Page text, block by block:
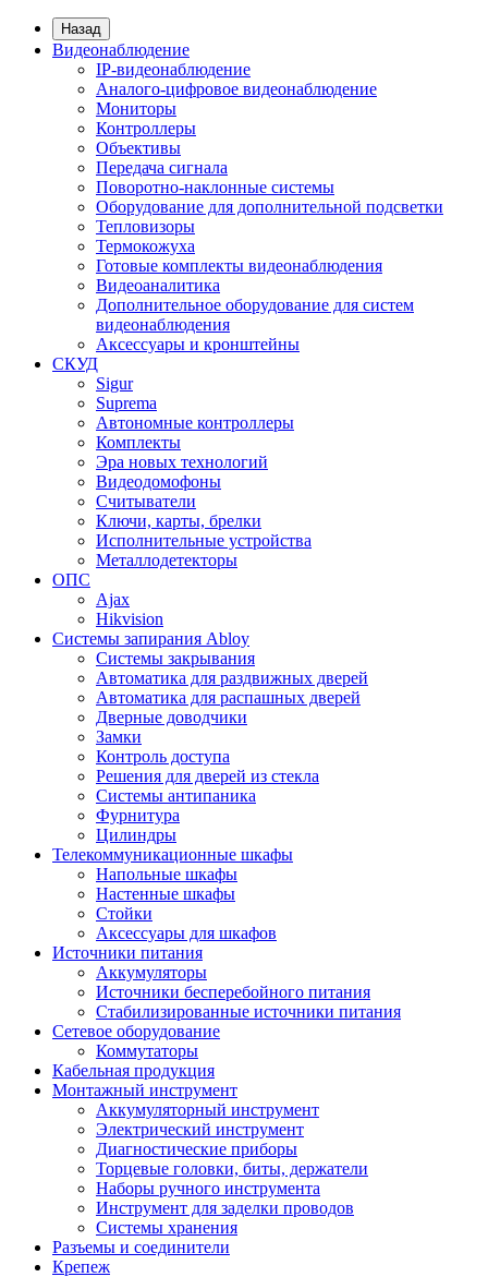
Назад
Видеонаблюдение
IP-видеонаблюдение
Аналого-цифровое видеонаблюдение
Мониторы
Контроллеры
Объективы
Передача сигнала
Поворотно-наклонные системы
Оборудование для дополнительной подсветки
Тепловизоры
Термокожуха
Готовые комплекты видеонаблюдения
Видеоаналитика
Дополнительное оборудование для систем
видеонаблюдения
Аксессуары и кронштейны
СКУД
Sigur
Suprema
Автономные контроллеры
Комплекты
Эра новых технологий
Видеодомофоны
Считыватели
Ключи, карты, брелки
Исполнительные устройства
Металлодетекторы
ОПС
Ajax
Hikvision
Системы запирания Abloy
Cистемы закрывания
Автоматика для раздвижных дверей
Автоматика для распашных дверей
Дверные доводчики
Замки
Контроль доступа
Решения для дверей из стекла
Системы антипаника
Фурнитура
Цилиндры
Телекоммуникационные шкафы
Напольные шкафы
Настенные шкафы
Стойки
Аксессуары для шкафов
Источники питания
Аккумуляторы
Источники бесперебойного питания
Стабилизированные источники питания
Сетевое оборудование
Коммутаторы
Кабельная продукция
Монтажный инструмент
Аккумуляторный инструмент
Электрический инструмент
Диагностические приборы
Торцевые головки, биты, держатели
Наборы ручного инструмента
Инструмент для заделки проводов
Системы хранения
Разъемы и соединители
Крепеж